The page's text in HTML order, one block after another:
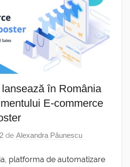
în România
E-commerce
de Alexandra Păunescu
platforma de automatizare